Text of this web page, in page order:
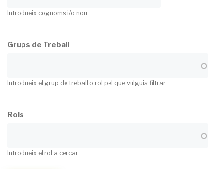
Introdueix cognoms i/o nom
Grups de Treball
Introdueix el grup de treball o rol pel que vulguis filtrar
Rols
Introdueix el rol a cercar